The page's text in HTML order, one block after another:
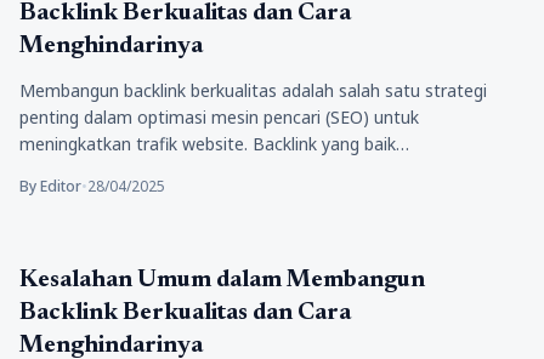
Backlink Berkualitas dan Cara
Menghindarinya
Membangun backlink berkualitas adalah salah satu strategi
penting dalam optimasi mesin pencari (SEO) untuk
meningkatkan trafik website. Backlink yang baik…
By Editor•28/04/2025
Tips Marketing
Kesalahan Umum dalam Membangun
Backlink Berkualitas dan Cara
Menghindarinya